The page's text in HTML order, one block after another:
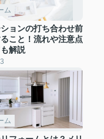
ム
ョンの打ち合わせ前
こと！流れや注意点
解説
ム